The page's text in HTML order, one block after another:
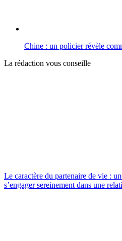
Chine : un policier révèle
La rédaction vous conseille
Le caractère du partenaire de vie :
s’engager sereinement dans une